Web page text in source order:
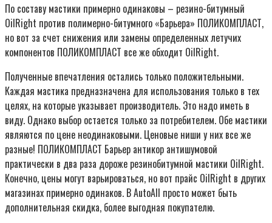
По составу мастики примерно одинаковы – резино-битумный
OilRight против полимерно-битумного «Барьера» ПОЛИКОМПЛАСТ,
но вот за счет снижения или замены определенных летучих
компонентов ПОЛИКОМПЛАСТ все же обходит OilRight.
Полученные впечатления остались только положительными.
Каждая мастика предназначена для использования только в тех
целях, на которые указывает производитель. Это надо иметь в
виду. Однако выбор остается только за потребителем. Обе мастики
являются по цене неодинаковыми. Ценовые ниши у них все же
разные! ПОЛИКОМПЛАСТ Барьер антикор антишумовой
практически в два раза дороже резинобитумной мастики OilRight.
Конечно, цены могут варьироваться, но вот прайс OilRight в других
магазинах примерно одинаков. В AutoAll просто может быть
дополнительная скидка, более выгодная покупателю.